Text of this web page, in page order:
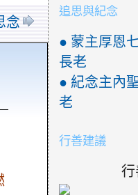
念
追思與紀念
● 蒙主厚恩
長老
● 紀念主內
老
行善建議